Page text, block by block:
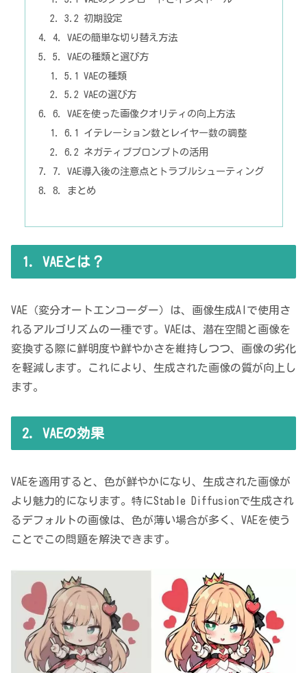
3.2 初期設定
4. VAEの簡単な切り替え方法
5. VAEの種類と選び方
5.1 VAEの種類
5.2 VAEの選び方
6. VAEを使った画像クオリティの向上方法
6.1 イテレーション数とレイヤー数の調整
6.2 ネガティブプロンプトの活用
7. VAE導入後の注意点とトラブルシューティング
8. まとめ
1. VAEとは？
VAE（変分オートエンコーダー）は、画像生成AIで使用さ
れるアルゴリズムの一種です。VAEは、潜在空間と画像を
変換する際に鮮明度や鮮やかさを維持しつつ、画像の劣化
を軽減します。これにより、生成された画像の質が向上し
ます。
2. VAEの効果
VAEを適用すると、色が鮮やかになり、生成された画像が
より魅力的になります。特にStable Diffusionで生成され
るデフォルトの画像は、色が薄い場合が多く、VAEを使う
ことでこの問題を解決できます。